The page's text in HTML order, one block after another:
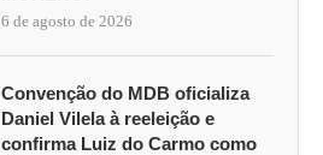
6 de agosto de 2026
Convenção do MDB oficializa
Daniel Vilela à reeleição e
confirma Luiz do Carmo como